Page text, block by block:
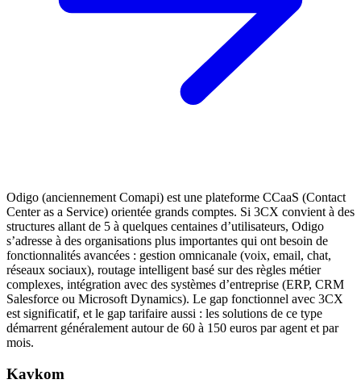
Odigo (anciennement Comapi) est une plateforme CCaaS (Contact
Center as a Service) orientée grands comptes. Si 3CX convient à des
structures allant de 5 à quelques centaines d’utilisateurs, Odigo
s’adresse à des organisations plus importantes qui ont besoin de
fonctionnalités avancées : gestion omnicanale (voix, email, chat,
réseaux sociaux), routage intelligent basé sur des règles métier
complexes, intégration avec des systèmes d’entreprise (ERP, CRM
Salesforce ou Microsoft Dynamics). Le gap fonctionnel avec 3CX
est significatif, et le gap tarifaire aussi : les solutions de ce type
démarrent généralement autour de 60 à 150 euros par agent et par
mois.
Kavkom